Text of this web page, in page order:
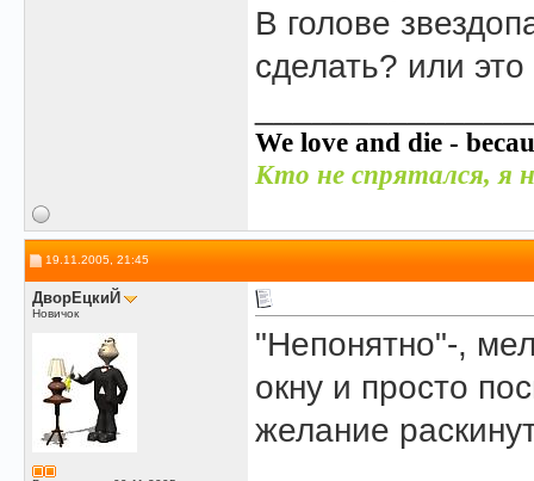
В голове
сделать? или
We love and die -
Кто не спрятался, я
19.11.2005, 21:45
ДворЕцкиЙ
Новичок
"Непонятно"-,
окну и просто
желание